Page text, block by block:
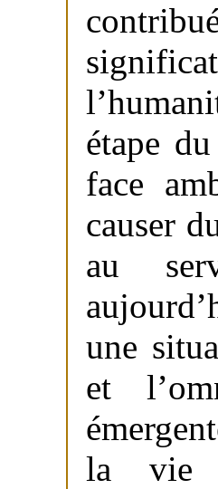
étape
face
causer
au
une
et
la vie